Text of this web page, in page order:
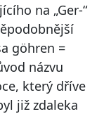
na „Ger-“
göhren =
názvu
který dříve
již zdaleka